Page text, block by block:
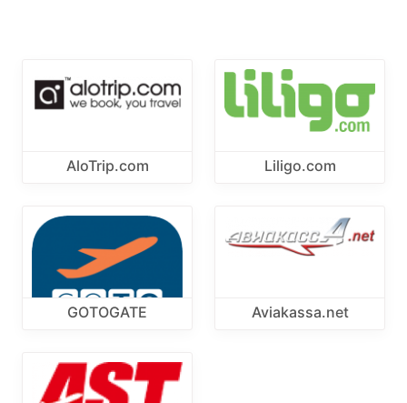
AloTrip.com Liligo.com
GOTOGATE Aviakassa.net